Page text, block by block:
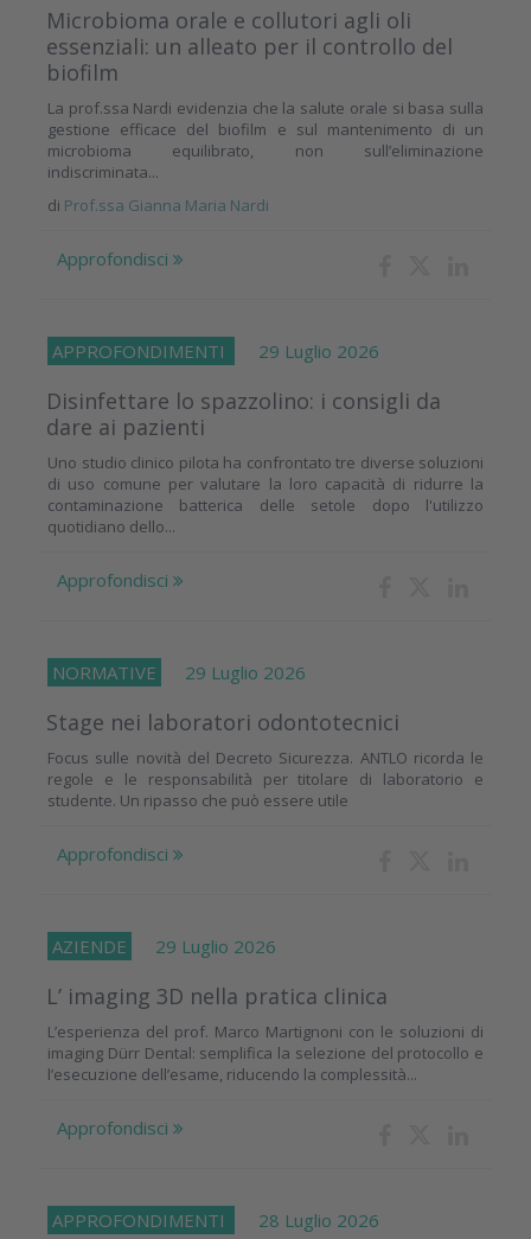
Microbioma orale e collutori agli oli
essenziali: un alleato per il controllo del
biofilm
La prof.ssa Nardi evidenzia che la salute orale si basa sulla
gestione efficace del biofilm e sul mantenimento di un
microbioma equilibrato, non sull’eliminazione
indiscriminata...
di Prof.ssa Gianna Maria Nardi
Approfondisci
APPROFONDIMENTI 29 Luglio 2026
Disinfettare lo spazzolino: i consigli da
dare ai pazienti
Uno studio clinico pilota ha confrontato tre diverse soluzioni
di uso comune per valutare la loro capacità di ridurre la
contaminazione batterica delle setole dopo l'utilizzo
quotidiano dello...
Approfondisci
NORMATIVE 29 Luglio 2026
Stage nei laboratori odontotecnici
Focus sulle novità del Decreto Sicurezza. ANTLO ricorda le
regole e le responsabilità per titolare di laboratorio e
studente. Un ripasso che può essere utile
Approfondisci
AZIENDE 29 Luglio 2026
L’ imaging 3D nella pratica clinica
L’esperienza del prof. Marco Martignoni con le soluzioni di
imaging Dürr Dental: semplifica la selezione del protocollo e
l’esecuzione dell’esame, riducendo la complessità...
Approfondisci
APPROFONDIMENTI 28 Luglio 2026